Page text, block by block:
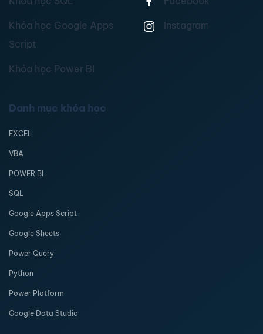
Khóa học Google Apps
Script
Khóa học Power BI
Instagram
Danh mục khóa học
EXCEL
VBA
POWER BI
SQL
Google Apps Script
Google Sheets
Power Query
Python
Power Platform
Google Data Studio